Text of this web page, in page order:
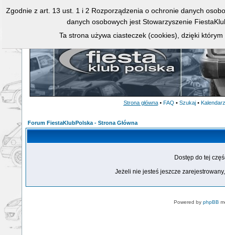
Strona główna • FAQ • Szukaj • Kalendarz
Forum FiestaKlubPolska - Strona Główna
Dostęp do tej
Jeżeli nie jesteś jeszcze
Powered by phpBB
Zgodnie z art. 13 ust. 1 i 2 Rozporządzenia o ochronie danych
danych osobowych jest Stowarzyszenie
Ta strona używa ciasteczek (cookies), dzięki